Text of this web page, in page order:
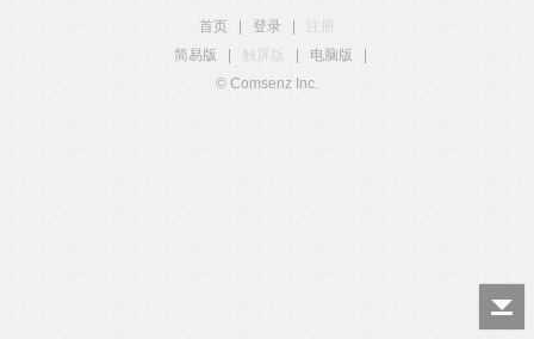
首页 登录
简易版
触屏版 电脑版
© Comsenz Inc.